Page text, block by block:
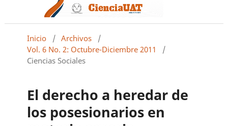
Inicio / Archivos
/
Vol. 6 No. 2: Octubre-Diciembre 2011
/
Ciencias Sociales
El derecho a heredar de
los posesionarios en